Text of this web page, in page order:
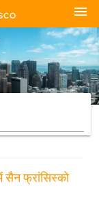
menu
सैन फ्रांसिस्को